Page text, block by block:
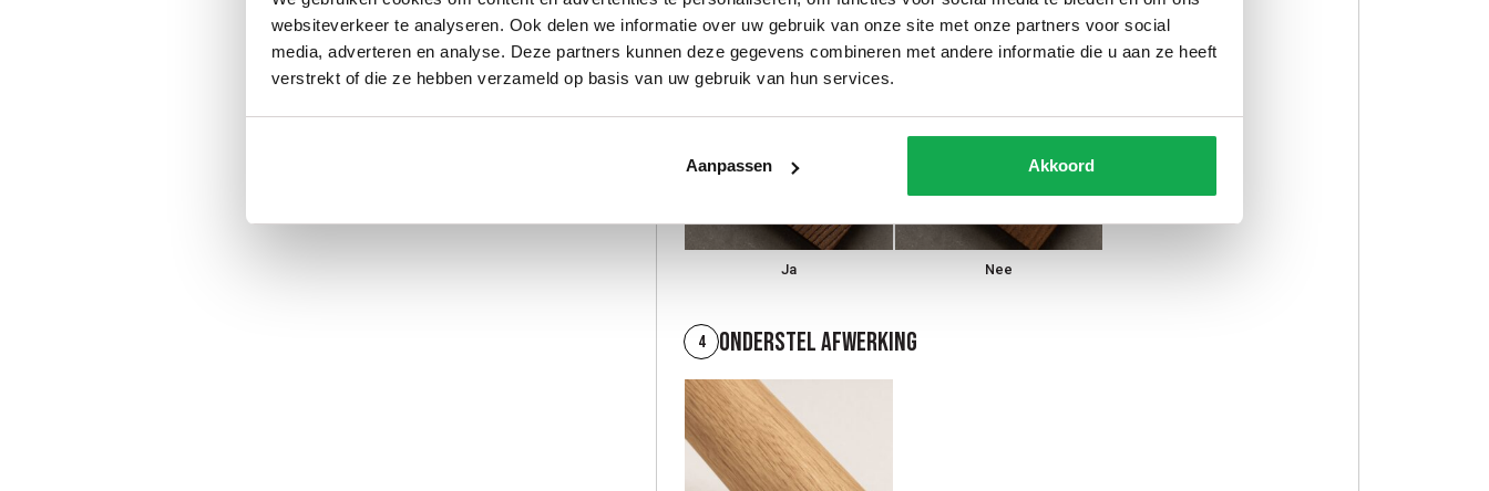
websiteverkeer te analyseren. Ook delen we informatie over uw gebruik van onze site met onze partners voor social
media, adverteren en analyse. Deze partners kunnen deze gegevens combineren met andere informatie die u aan ze heeft
verstrekt of die ze hebben verzameld op basis van uw gebruik van hun services.
Aanpassen Akkoord
3
Ja Nee
4 Onderstel afwerking